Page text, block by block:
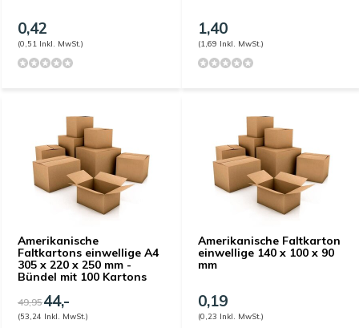
0,42
(0,51 Inkl. MwSt.)
1,40
(1,69 Inkl. MwSt.)
Amerikanische
Faltkartons einwellige A4
305 x 220 x 250 mm -
Bündel mit 100 Kartons
49,9544,-
(53,24 Inkl. MwSt.)
Amerikanische Faltkarton
einwellige 140 x 100 x 90
mm
0,19
(0,23 Inkl. MwSt.)